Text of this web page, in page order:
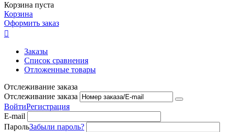
Корзина пуста
Корзина
Оформить заказ

Заказы
Список сравнения
Отложенные товары
Отслеживание заказа
Отслеживание заказа
ВойтиРегистрация
E-mail
ПарольЗабыли пароль?